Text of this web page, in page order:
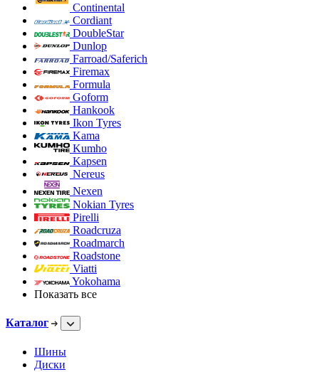
Continental
Cordiant
DoubleStar
Dunlop
Farroad/Saferich
Firemax
Formula
Goform
Hankook
Ikon Tyres
Kama
Kumho
Kapsen
Nereus
Nexen
Nokian Tyres
Pirelli
Roadcruza
Roadmarch
Roadstone
Viatti
Yokohama
Показать все
Каталог
Шины
Диски